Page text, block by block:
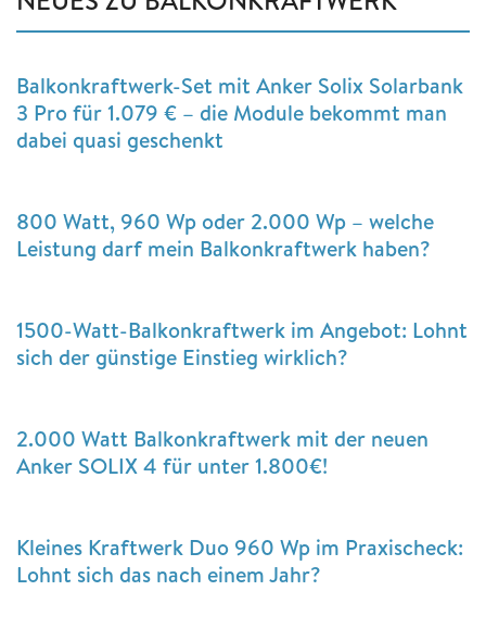
Balkonkraftwerk-Set mit Anker Solix Solarbank
3 Pro für 1.079 € – die Module bekommt man
dabei quasi geschenkt
800 Watt, 960 Wp oder 2.000 Wp – welche
Leistung darf mein Balkonkraftwerk haben?
1500-Watt-Balkonkraftwerk im Angebot: Lohnt
sich der günstige Einstieg wirklich?
2.000 Watt Balkonkraftwerk mit der neuen
Anker SOLIX 4 für unter 1.800€!
Kleines Kraftwerk Duo 960 Wp im Praxischeck:
Lohnt sich das nach einem Jahr?